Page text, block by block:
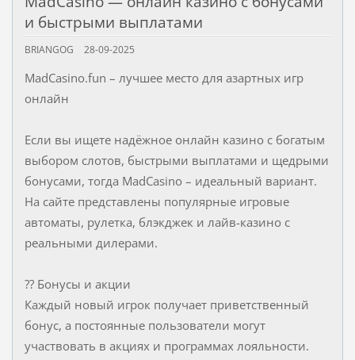
и быстрыми выплатами
BRIANGOG 28-09-2025
MadCasino.fun – лучшее место для азартных игр
онлайн
Если вы ищете надёжное онлайн казино с богатым
выбором слотов, быстрыми выплатами и щедрыми
бонусами, тогда MadCasino – идеальный вариант.
На сайте представлены популярные игровые
автоматы, рулетка, блэкджек и лайв-казино с
реальными дилерами.
?? Бонусы и акции
Каждый новый игрок получает приветственный
бонус, а постоянные пользователи могут
участвовать в акциях и программах лояльности.